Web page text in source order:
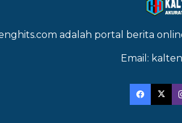
adalah portal berita
Email: